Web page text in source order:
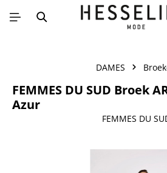
Ga naar de hoofdinhoud
DAMES
FEMMES DU SUD Broek
Azur
FEMMES DU